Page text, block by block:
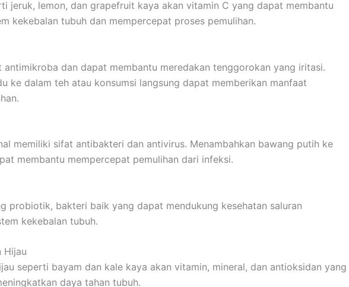
jeruk, lemon, dan grapefruit kaya akan vitamin C yang dapat membantu
kekebalan tubuh dan mempercepat proses pemulihan.
antimikroba dan dapat membantu meredakan tenggorokan yang iritasi.
ke dalam teh atau konsumsi langsung dapat memberikan manfaat
memiliki sifat antibakteri dan antivirus. Menambahkan bawang putih ke
membantu mempercepat pemulihan dari infeksi.
probiotik, bakteri baik yang dapat mendukung kesehatan saluran
kekebalan tubuh.
Hijau
seperti bayam dan kale kaya akan vitamin, mineral, dan antioksidan yang
daya tahan tubuh.